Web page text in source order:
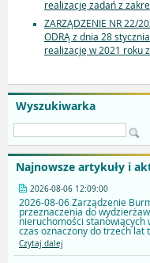
Wyszukiwarka
Najnowsze artykuły i
2026-08-06 12:09:00
2026-08-06 Zarządzenie
przeznaczenia do
nieruchomości stanowiących
czas oznaczony do trzech lat
Czytaj dalej
realizację zadań z
ZARZĄDZENIE NR 22/
ODRĄ z dnia 28
realizację w 2021 roku